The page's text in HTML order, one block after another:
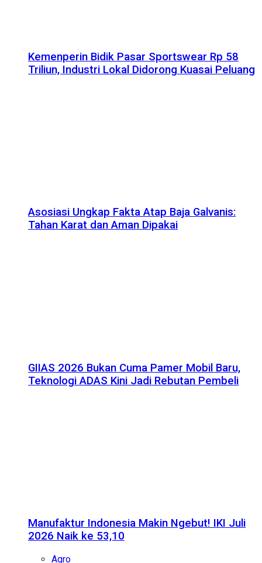
Kemenperin Bidik Pasar Sportswear Rp 58
Triliun, Industri Lokal Didorong Kuasai Peluang
Asosiasi Ungkap Fakta Atap Baja Galvanis:
Tahan Karat dan Aman Dipakai
GIIAS 2026 Bukan Cuma Pamer Mobil Baru,
Teknologi ADAS Kini Jadi Rebutan Pembeli
Manufaktur Indonesia Makin Ngebut! IKI Juli
2026 Naik ke 53,10
Agro